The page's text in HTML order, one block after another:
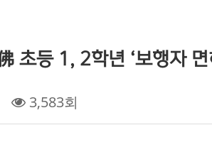
초등 1, 2학년 ‘보행자
3,583회